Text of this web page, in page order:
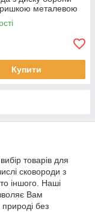
металевою
Купити
товарів для
сковороди з
іншого. Наші
Вам
без